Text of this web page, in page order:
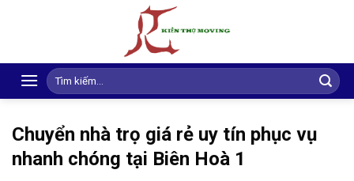
Search
for:
Chuyển nhà trọ giá rẻ uy tín phục vụ
nhanh chóng tại Biên Hoà 1